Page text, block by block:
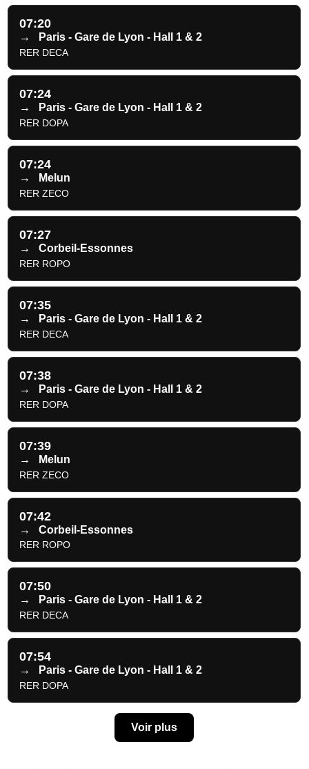
07:20
→ Paris - Gare de Lyon - Hall 1 & 2
RER DECA
07:24
→ Paris - Gare de Lyon - Hall 1 & 2
RER DOPA
07:24
→ Melun
RER ZECO
07:27
→ Corbeil-Essonnes
RER ROPO
07:35
→ Paris - Gare de Lyon - Hall 1 & 2
RER DECA
07:38
→ Paris - Gare de Lyon - Hall 1 & 2
RER DOPA
07:39
→ Melun
RER ZECO
07:42
→ Corbeil-Essonnes
RER ROPO
07:50
→ Paris - Gare de Lyon - Hall 1 & 2
RER DECA
07:54
→ Paris - Gare de Lyon - Hall 1 & 2
RER DOPA
Voir plus